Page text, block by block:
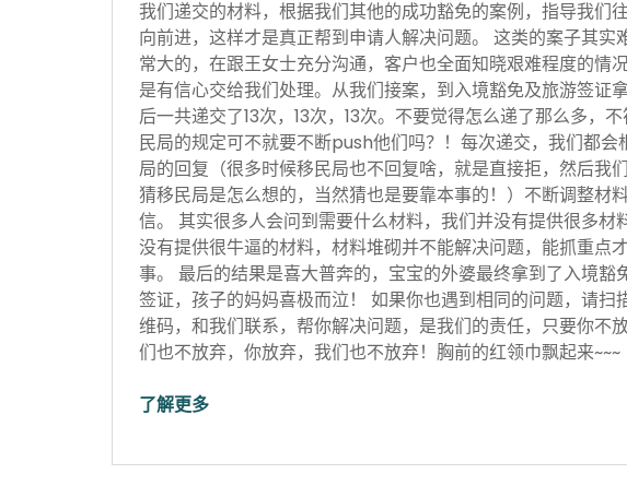
我们递交的材料，根据我们其他的成功豁免的案例，指导我们
向前进，这样才是真正帮到申请人解决问题。 这类的案子其实
常大的，在跟王女士充分沟通，客户也全面知晓艰难程度的情
是有信心交给我们处理。从我们接案，到入境豁免及旅游签证
后一共递交了13次，13次，13次。不要觉得怎么递了那么多，
民局的规定可不就要不断push他们吗？！每次递交，我们都会
局的回复（很多时候移民局也不回复啥，就是直接拒，然后我
猜移民局是怎么想的，当然猜也是要靠本事的！）不断调整材
信。 其实很多人会问到需要什么材料，我们并没有提供很多材
没有提供很牛逼的材料，材料堆砌并不能解决问题，能抓重点
事。 最后的结果是喜大普奔的，宝宝的外婆最终拿到了入境豁
签证，孩子的妈妈喜极而泣！ 如果你也遇到相同的问题，请扫
维码，和我们联系，帮你解决问题，是我们的责任，只要你不
们也不放弃，你放弃，我们也不放弃！胸前的红领巾飘起来
了解更多